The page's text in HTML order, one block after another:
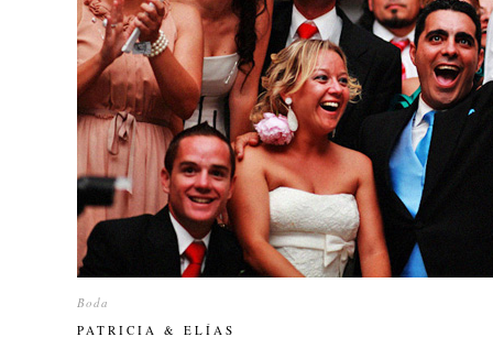
Boda
PATRICIA & ELÍAS
Boda
PATRICIA & ELÍAS